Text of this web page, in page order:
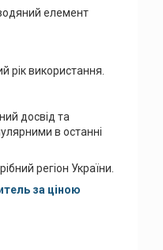
елемент
рік використання.
досвід та
в останні
регіон України.
за ціною